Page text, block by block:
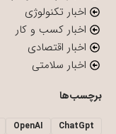
اخبار تکنولوژی
اخبار کسب و کار
اخبار اقتصادی
اخبار سلامتی
برچسب‌ها
ChatGpt
OpenAI